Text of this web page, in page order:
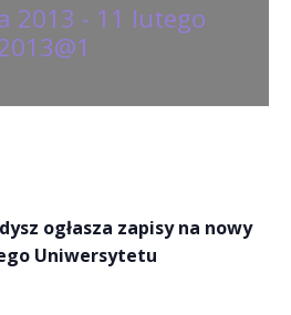
2013 - 11 lutego
ogłasza zapisy na nowy
Uniwersytetu